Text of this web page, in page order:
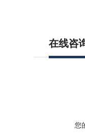
在线咨
您